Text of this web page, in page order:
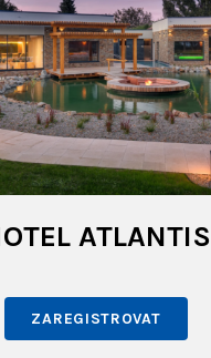
ATLANTIS
ZAREGISTROVAT